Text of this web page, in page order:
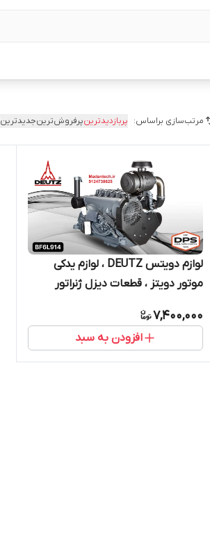
مرتب‌سازی براساس: پربازدیدترینپرفروش‌ترینجدیدترین
لوازم دویتس DEUTZ ، لوازم یدکی
موتور دویتز ، قطعات دیزل ژنراتور
7,400,000
افزودن به سبد